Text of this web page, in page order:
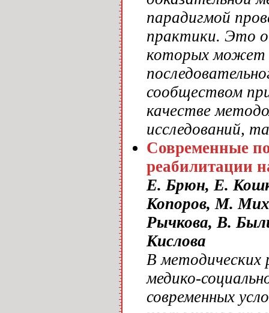
парадигмой
практики. Это
которых может
сообществом
качестве
исследований,
Современные
реабилитации
Е. Брюн, Е.
Копоров, М.
Рычкова, В.
Кислова
В методических
медико-
современных